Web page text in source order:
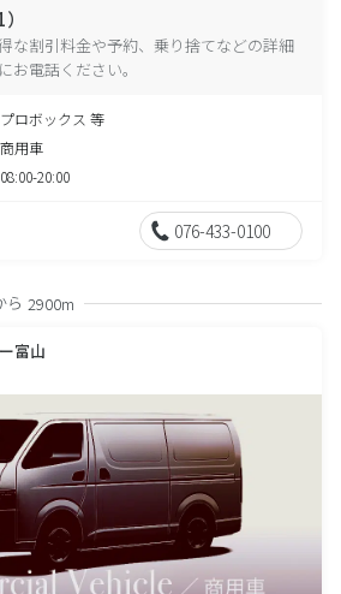
な割引料金や予約、乗り捨てなどの詳細
お電話ください。
プロボックス 等
商用車
08:00-20:00
076-433-0100
ら 2900m
富山